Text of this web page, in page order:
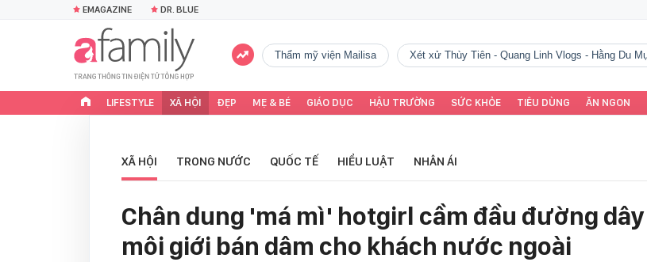
EMAGAZINE DR. BLUE
Thẩm mỹ viện Mailisa Xét xử Thùy Tiên - Quang Linh Vlogs - Hằng Du
LIFESTYLE XÃ HỘI ĐẸP MẸ & BÉ GIÁO DỤC HẬU TRƯỜNG SỨC KHỎE TIÊU DÙNG ĂN NGON
XÃ HỘI TRONG NƯỚC QUỐC TẾ HIỂU LUẬT NHÂN ÁI
Chân dung 'má mì' hotgirl cầm đầu đường dây
môi giới bán dâm cho khách nước ngoài